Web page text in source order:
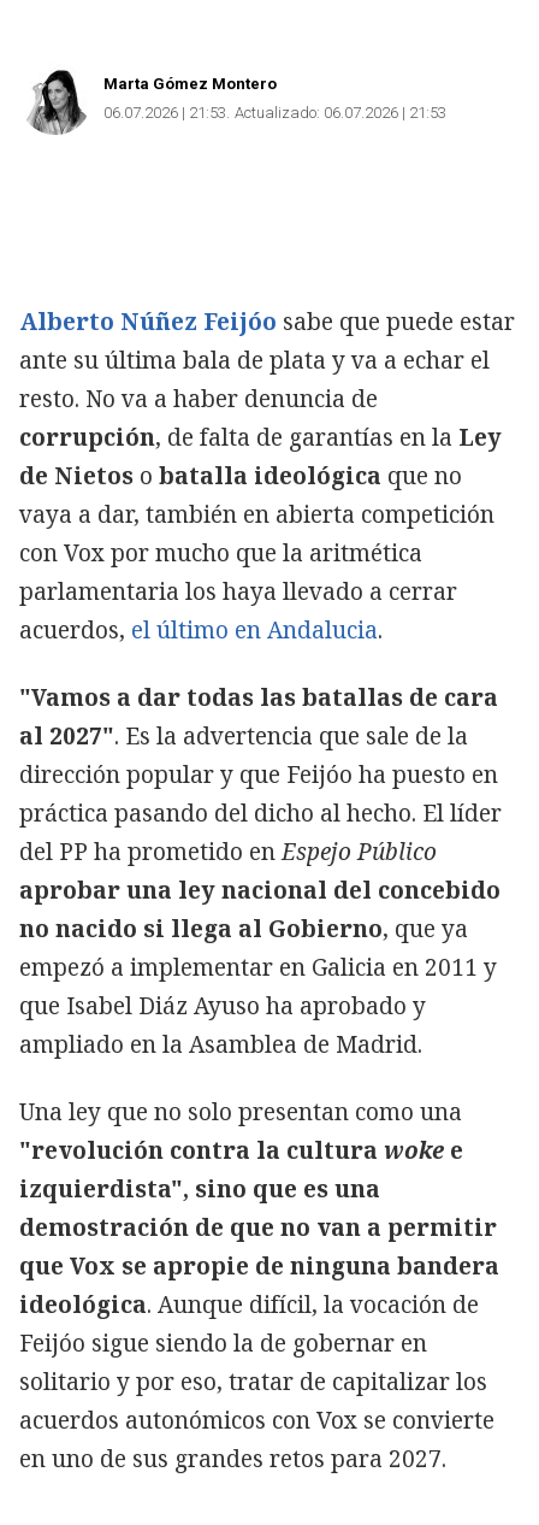
Marta Gómez Montero
06.07.2026 | 21:53 Actualizado: 06.07.2026 | 21:53
Alberto Núñez Feijóo sabe que puede estar
ante su última bala de plata y va a echar el
resto. No va a haber denuncia de
corrupción, de falta de garantías en la Ley
de Nietos o batalla ideológica que no
vaya a dar, también en abierta competición
con Vox por mucho que la aritmética
parlamentaria los haya llevado a cerrar
acuerdos, el último en Andalucia.
"Vamos a dar todas las batallas de cara
al 2027". Es la advertencia que sale de la
dirección popular y que Feijóo ha puesto en
práctica pasando del dicho al hecho. El líder
del PP ha prometido enEspejo Público
aprobar una ley nacional del concebido
no nacido si llega al Gobierno, que ya
empezó a implementar en Galicia en 2011 y
que Isabel Diáz Ayuso ha aprobado y
ampliado en la Asamblea de Madrid.
Una ley que no solo presentan como una
"revolución contra la cultura woke e
izquierdista", sino que es una
demostración de que no van a permitir
que Vox se apropie de ninguna bandera
ideológica. Aunque difícil, la vocación de
Feijóo sigue siendo la de gobernar en
solitario y por eso, tratar de capitalizar los
acuerdos autonómicos con Vox se convierte
en uno de sus grandes retos para 2027.